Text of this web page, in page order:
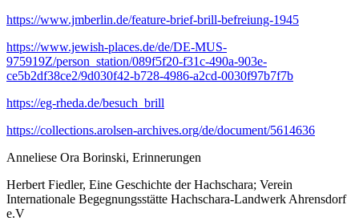
https://www.jmberlin.de/feature-brief-brill-befreiung-1945
https://www.jewish-places.de/de/DE-MUS-
975919Z/person_station/089f5f20-f31c-490a-903e-
ce5b2df38ce2/9d030f42-b728-4986-a2cd-0030f97b7f7b
https://eg-rheda.de/besuch_brill
https://collections.arolsen-archives.org/de/document/5614636
Anneliese Ora Borinski, Erinnerungen
Herbert Fiedler, Eine Geschichte der Hachschara; Verein
Internationale Begegnungsstätte Hachschara-Landwerk Ahrensdorf
e.V